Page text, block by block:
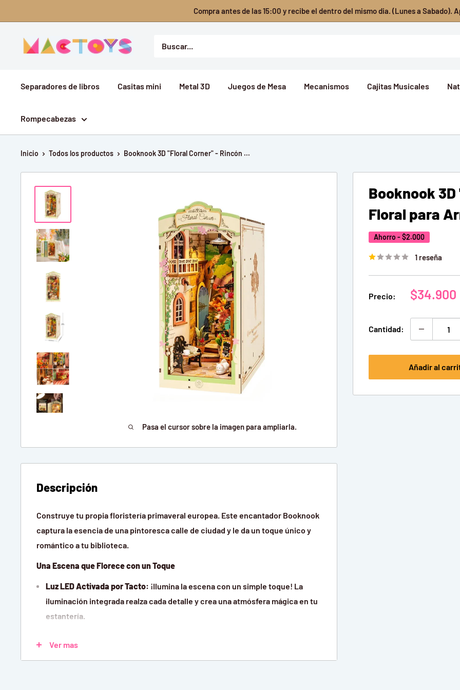
directamente
contenido
Compra antes de las 15:00 y recibe el dentro del mismo dia. (Lunes a Sabado).
Mactoys
Separadores de libros Casitas mini Metal 3D Juegos de Mesa Mecanismos Cajitas Musicales
Rompecabezas
Inicio Todos los productos Booknook 3D "Floral Corner" - Rincón ...
Pasa el cursor sobre la imagen para ampliarla.
Booknook
Floral para
Ahorro -$2.000
1 reseña
Precio:
Precio
venta
$34.900
Cantidad:
Añadir al
Descripción
Construye tu propia floristería primaveral europea. Este encantador Booknook
captura la esencia de una pintoresca calle de ciudad y le da un toque único y
romántico a tu biblioteca.
Una Escena que Florece con un Toque
Luz LED Activada por Tacto: ¡Ilumina la escena con un simple toque! La
iluminación integrada realza cada detalle y crea una atmósfera mágica en tu
estantería.
un práctico y elegante sujetalibros.
Ver mas